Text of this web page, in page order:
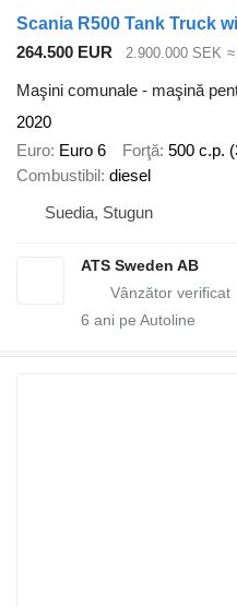
Scania R500 Tank Truck
264.500 EUR
2.900.000 SEK
Maşini comunale - maşină
2020
Euro Euro 6 Forţă 500 c.p.
Combustibil diesel
Suedia, Stugun
ATS Sweden AB
6 ani pe Autoline